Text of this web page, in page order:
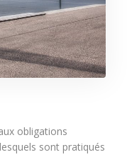
obligations
sont pratiqués